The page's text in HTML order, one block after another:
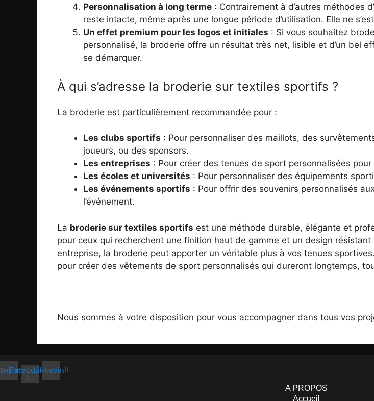
Personnalisation à long terme : Contrairement à d’autres méthodes
reste intacte, même après une longue période d’utilisation. Elle ne
Un effet premium pour les logos et initiales : Si vous souhaitez
personnalisé, la broderie offre un résultat très net, lisible et d’un bel
se démarquer.
À qui s’adresse la broderie sur textiles sportifs ?
La broderie est particulièrement recommandée pour :
Les clubs sportifs : Pour personnaliser des maillots, des
joueurs, ou des sponsors.
Les entreprises : Pour créer des tenues de sport personnalisées
Les écoles et universités : Pour personnaliser des équipements
Les événements sportifs : Pour offrir des souvenirs personnalisés
l’événement.
La broderie sur textiles sportifs est une méthode durable, élégante et
pour ceux qui recherchent une finition haut de gamme et un design
entreprise, la broderie peut apporter un véritable plus à vos tenues
pour créer des vêtements de sport personnalisés qui dureront longtemps,
Nous sommes à votre disposition pour vous accompagner dans tous vos
Facebook-
f
Linkedin
A PROPOS
Accueil